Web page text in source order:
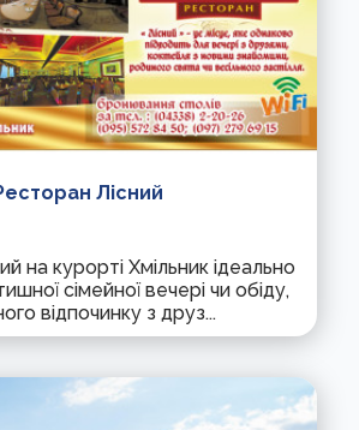
Лісний
на курорті Хмільник ідеально
сімейної вечері чи обіду,
відпочинку з друз...